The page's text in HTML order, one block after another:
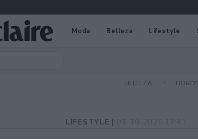
Moda Belleza Lifestyle
BELLEZA
LIFESTYLE |